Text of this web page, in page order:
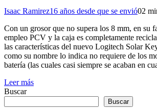
Isaac Ramirez16 años desde que se envió02
Con un grosor que no supera los 8 mm, en su
empleo PCV y la caja es completamente
las características del nuevo Logitech Solar
como su nombre lo indica no requiere de los
batería (las cuales casi siempre se acaban en
Leer más
Buscar
Buscar